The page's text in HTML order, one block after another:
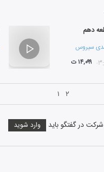
دهم
سیروس
۱۴,۰۹۹ ت
۱ ۲
در گفتگو باید وارد شوید